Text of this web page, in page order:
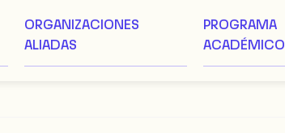
ORGANIZACIONES
ALIADAS
PROGRAMA
ACADÉMICO